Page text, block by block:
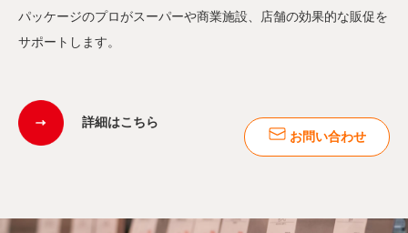
パッケージのプロがスーパーや商業施設、店舗の効果的な販促を
サポートします。
詳細はこちら
お問い合わせ